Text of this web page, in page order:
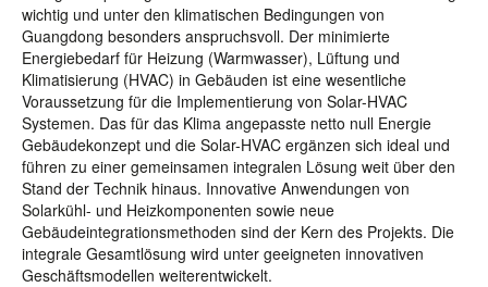
wichtig und unter den klimatischen Bedingungen von
Guangdong besonders anspruchsvoll. Der minimierte
Energiebedarf für Heizung (Warmwasser), Lüftung und
Klimatisierung (HVAC) in Gebäuden ist eine wesentliche
Voraussetzung für die Implementierung von Solar-HVAC
Systemen. Das für das Klima angepasste netto null Energie
Gebäudekonzept und die Solar-HVAC ergänzen sich ideal und
führen zu einer gemeinsamen integralen Lösung weit über den
Stand der Technik hinaus. Innovative Anwendungen von
Solarkühl- und Heizkomponenten sowie neue
Gebäudeintegrationsmethoden sind der Kern des Projekts. Die
integrale Gesamtlösung wird unter geeigneten innovativen
Geschäftsmodellen weiterentwickelt.